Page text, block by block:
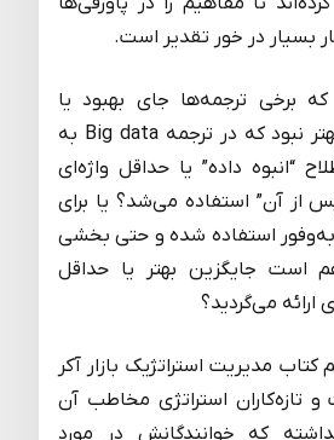
بسیار در خور تقدیر است.
برخی ترجمه‌ها جای بهبود یا
بازنگری دارند، مثلا آیا بهتر نبود که در ترجمه Big data‌ به
“انبوه داده” یا حداقل واژه‌ای
از آن” استفاده می‌شد؟ یا برای
به‌وفور استفاده شده و حتی بخشی
است جایگزین بهتر یا حداقل
می‌گردید؟
مدیریت استراتژیک بازار آکر
تازه‌کاران استراتژی مخاطب آن
که خوانندگانش در مورد